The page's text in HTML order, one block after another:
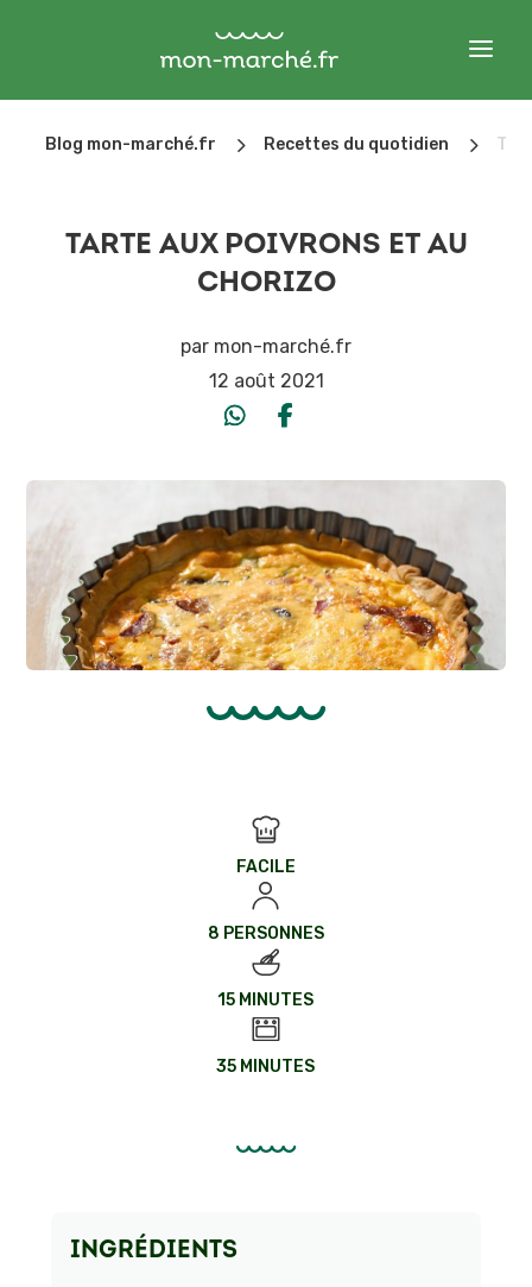
Blog mon-marché.fr 5 Recettes du quotidien 5
TARTE AUX POIVRONS ET AU
CHORIZO
par mon-marché.fr
12 août 2021
FACILE
8 PERSONNES
15 MINUTES
35 MINUTES
INGRÉDIENTS